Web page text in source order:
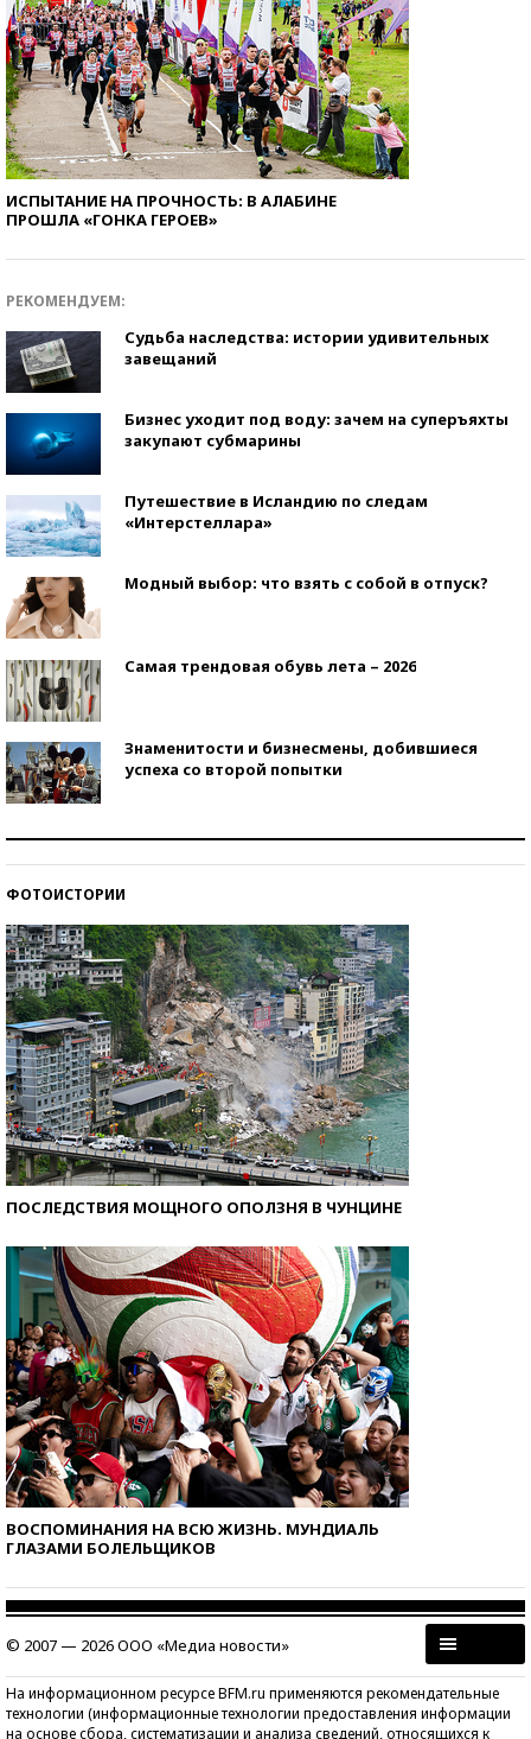
ИСПЫТАНИЕ НА ПРОЧНОСТЬ: В АЛАБИНЕ
ПРОШЛА «ГОНКА ГЕРОЕВ»
РЕКОМЕНДУЕМ:
Судьба наследства: истории удивительных
завещаний
Бизнес уходит под воду: зачем на суперъяхты
закупают субмарины
Путешествие в Исландию по следам
«Интерстеллара»
Модный выбор: что взять с собой в отпуск?
Самая трендовая обувь лета – 2026
Знаменитости и бизнесмены, добившиеся
успеха со второй попытки
ФОТОИСТОРИИ
ПОСЛЕДСТВИЯ МОЩНОГО ОПОЛЗНЯ В ЧУНЦИНЕ
ВОСПОМИНАНИЯ НА ВСЮ ЖИЗНЬ. МУНДИАЛЬ
ГЛАЗАМИ БОЛЕЛЬЩИКОВ
© 2007 — 2026 ООО «Медиа новости»
На информационном ресурсе BFM.ru применяются рекомендательные
технологии (информационные технологии предоставления информации
на основе сбора, систематизации и анализа сведений, относящихся к